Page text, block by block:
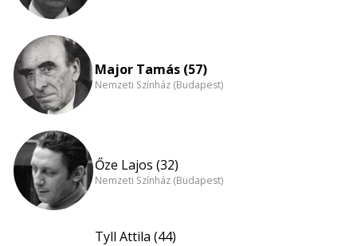
Major Tamás (57)
Nemzeti Színház (Budapest)
Őze Lajos (32)
Nemzeti Színház (Budapest)
Tyll Attila (44)